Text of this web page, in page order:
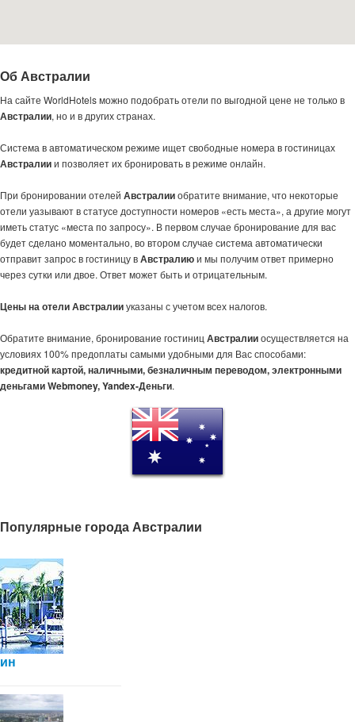
Об Австралии
На сайте WorldHotels можно подобрать отели по выгодной цене не только в
Австралии, но и в других странах.
Система в автоматическом режиме ищет свободные номера в гостиницах
Австралиии позволяет их бронировать в режиме онлайн.
При бронировании отелей Австралииобратите внимание, что некоторые
отели уазывают в статусе доступности номеров «есть места», а другие могут
иметь статус «места по запросу». В первом случае бронирование для вас
будет сделано моментально, во втором случае система автоматически
отправит запрос в гостиницу вАвстралиюи мы получим ответ примерно
через сутки или двое. Ответ может быть и отрицательным.
Цены на отели Австралииуказаны с учетом всех налогов.
Обратите внимание, бронирование гостиниц Австралииосуществляется на
условиях 100% предоплаты самыми удобными для Вас способами:
кредитной картой, наличными, безналичным переводом, электронными
деньгами Webmoney, Yandex-Деньги.
Популярные города Австралии